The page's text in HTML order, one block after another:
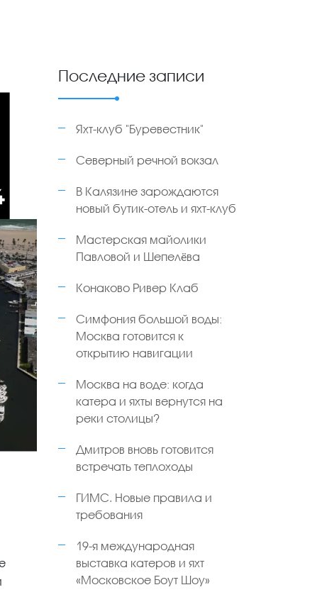
Последние записи
Яхт-клуб "Буревестник"
Северный речной вокзал
В Калязине зарождаются
новый бутик-отель и яхт-клуб
Мастерская майолики
Павловой и Шепелёва
Конаково Ривер Клаб
Симфония большой воды:
Москва готовится к
открытию навигации
Москва на воде: когда
катера и яхты вернутся на
реки столицы?
Дмитров вновь готовится
встречать теплоходы
ГИМС. Новые правила и
требования
19-я международная
выставка катеров и яхт
«Московское Боут Шоу»